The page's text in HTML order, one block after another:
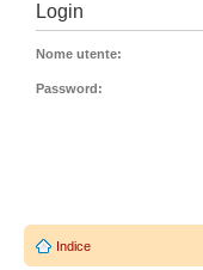
Login
Nome utente:
Password:
Indice